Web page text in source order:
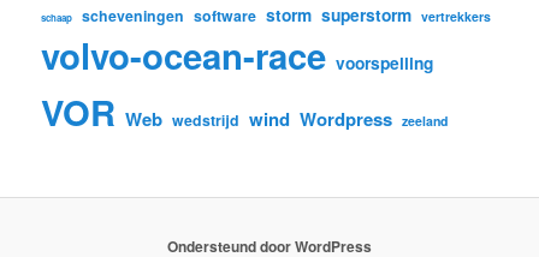
schaap scheveningen software storm superstorm vertrekkers
volvo-ocean-race voorspelling
VOR Web wedstrijd wind Wordpress zeeland
Ondersteund door WordPress